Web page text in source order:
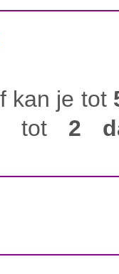
kan je tot
tot 2